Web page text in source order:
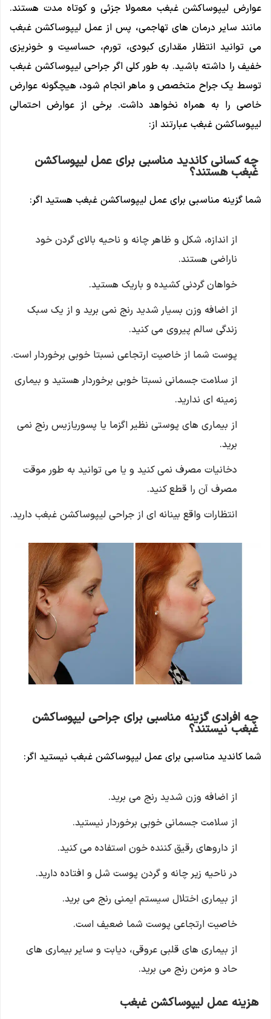
عوارض لیپوساکشن غبغب معمولا جزئی و کوتاه مدت هستند.
مانند سایر درمان های تهاجمی، پس از عمل لیپوساکشن غبغب
می توانید انتظار مقداری کبودی، تورم، حساسیت و خونریزی
خفیف را داشته باشید. به طور کلی اگر جراحی لیپوساکشن غبغب
توسط یک جراح متخصص و ماهر انجام شود، هیچگونه عوارض
خاصی را به همراه نخواهد داشت. برخی از عوارض احتمالی
لیپوساکشن غبغب عبارتند از:
چه کسانی کاندید مناسبی برای عمل لیپوساکشن
غبغب هستند؟
شما گزینه مناسبی برای عمل لیپوساکشن غبغب هستید اگر:
از اندازه، شکل و ظاهر چانه و ناحیه بالای گردن خود
ناراضی هستند.
خواهان گردنی کشیده و باریک هستید.
از اضافه وزن بسیار شدید رنج نمی برید و از یک سبک
زندگی سالم پیروی می کنید.
پوست شما از خاصیت ارتجاعی نسبتا خوبی برخوردار است.
از سلامت جسمانی نسبتا خوبی برخوردار هستید و بیماری
زمینه ای ندارید.
از بیماری های پوستی نظیر اگزما یا پسوریازیس رنج نمی
برید.
دخانیات مصرف نمی کنید و یا می توانید به طور موقت
مصرف آن را قطع کنید.
انتظارات واقع بینانه ای از جراحی لیپوساکشن غبغب دارید.
چه افرادی گزینه مناسبی برای جراحی لیپوساکشن
غبغب نیستند؟
شما کاندید مناسبی برای عمل لیپوساکشن غبغب نیستید اگر:
از اضافه وزن شدید رنج می برید.
از سلامت جسمانی خوبی برخوردار نیستید.
از داروهای رقیق کننده خون استفاده می کنید.
در ناحیه زیر چانه و گردن پوست شل و افتاده دارید.
از بیماری اختلال سیستم ایمنی رنج می برید.
خاصیت ارتجاعی پوست شما ضعیف است.
از بیماری های قلبی عروقی، دیابت و سایر بیماری های
حاد و مزمن رنج می برید.
هزینه عمل لیپوساکشن غبغب